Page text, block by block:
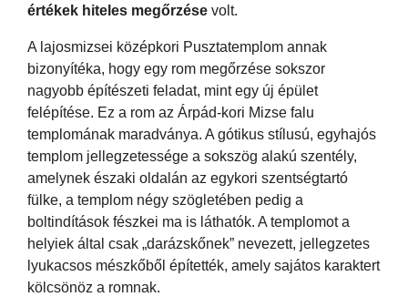
értékek hiteles megőrzése volt.
A lajosmizsei középkori Pusztatemplom annak
bizonyítéka, hogy egy rom megőrzése sokszor
nagyobb építészeti feladat, mint egy új épület
felépítése. Ez a rom az Árpád-kori Mizse falu
templomának maradványa. A gótikus stílusú, egyhajós
templom jellegzetessége a sokszög alakú szentély,
amelynek északi oldalán az egykori szentségtartó
fülke, a templom négy szögletében pedig a
boltindítások fészkei ma is láthatók. A templomot a
helyiek által csak „darázskőnek” nevezett, jellegzetes
lyukacsos mészkőből építették, amely sajátos karaktert
kölcsönöz a romnak.